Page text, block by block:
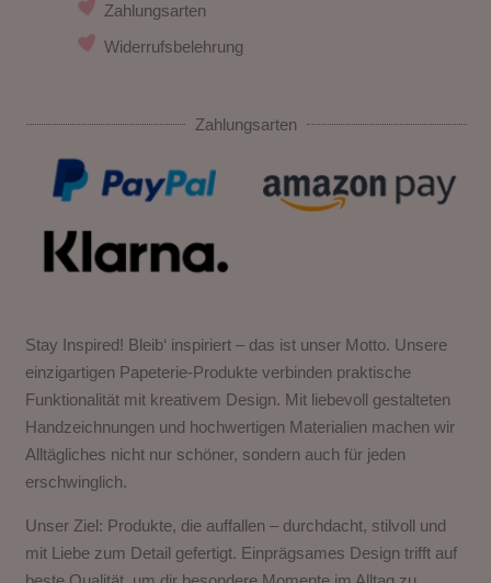
Zahlungsarten
Widerrufsbelehrung
Zahlungsarten
Stay Inspired! Bleib‘ inspiriert – das ist unser Motto. Unsere
einzigartigen Papeterie-Produkte verbinden praktische
Funktionalität mit kreativem Design. Mit liebevoll gestalteten
Handzeichnungen und hochwertigen Materialien machen wir
Alltägliches nicht nur schöner, sondern auch für jeden
erschwinglich.
Unser Ziel: Produkte, die auffallen – durchdacht, stilvoll und
mit Liebe zum Detail gefertigt. Einprägsames Design trifft auf